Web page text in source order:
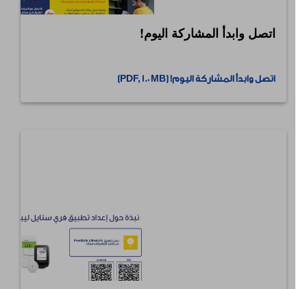
اتصل وابدأ المشاركة اليوم!
اتصل وابدأ المشاركة اليوم! (PDF, 1.0 MB)